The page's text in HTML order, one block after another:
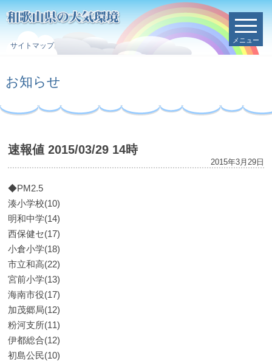
サイトマップ
メニュー
お知らせ
速報値 2015/03/29 14時
2015年3月29日
◆PM2.5
湊小学校(10)
明和中学(14)
西保健セ(17)
小倉小学(18)
市立和高(22)
宮前小学(13)
海南市役(17)
加茂郷局(12)
粉河支所(11)
伊都総合(12)
初島公民(10)